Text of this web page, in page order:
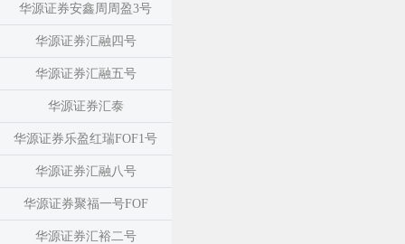
华源证券安鑫周周盈3号
华源证券汇融四号
华源证券汇融五号
华源证券汇泰
华源证券乐盈红瑞FOF1号
华源证券汇融八号
华源证券聚福一号FOF
华源证券汇裕二号